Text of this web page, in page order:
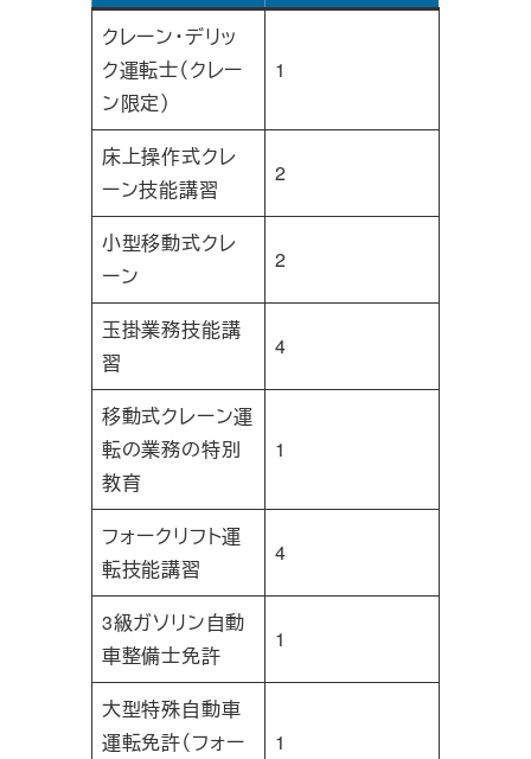
クレーン・デリッ
ク運転士（クレー
ン限定）
1
床上操作式クレ
ーン技能講習
2
小型移動式クレ
ーン
2
玉掛業務技能講
習
4
移動式クレーン運
転の業務の特別
教育
1
フォークリフト運
転技能講習
4
3級ガソリン自動
車整備士免許
1
大型特殊自動車
運転免許（フォー
1